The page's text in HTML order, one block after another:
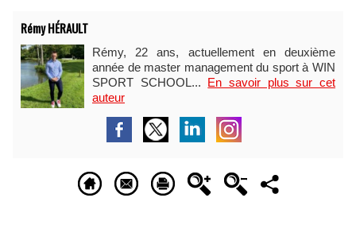
Rémy HÉRAULT
Rémy, 22 ans, actuellement en deuxième
année de master management du sport à WIN
SPORT SCHOOL... En savoir plus sur cet
auteur